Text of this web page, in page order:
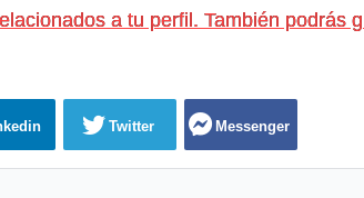
a tu perfil. También podrás
Twitter Messenger